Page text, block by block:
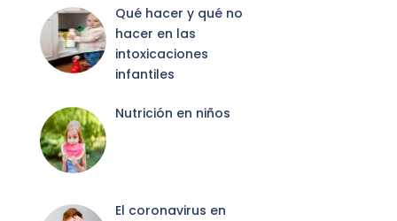
Qué hacer y qué no
hacer en las
intoxicaciones
infantiles
Nutrición en niños
El coronavirus en